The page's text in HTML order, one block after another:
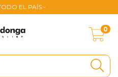
EL PAÍS -
0